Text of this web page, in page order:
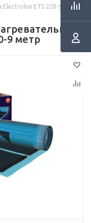
Electrolux ETS 220-9 метр
9 метр